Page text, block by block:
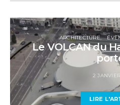
ARCHITECTURE
Le VOLCAN du
2
LIRE